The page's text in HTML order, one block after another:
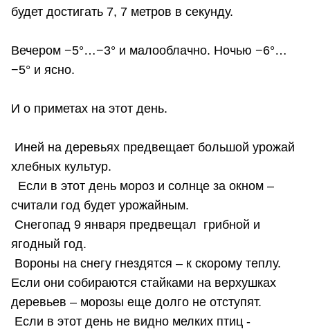
будет достигать 7, 7 метров в секунду.
Вечером −5°…−3° и малооблачно. Ночью −6°…
−5° и ясно.
И о приметах на этот день.
Иней на деревьях предвещает большой урожай
хлебных культур.
Если в этот день мороз и солнце за окном –
считали год будет урожайным.
Снегопад 9 января предвещал грибной и
ягодный год.
Вороны на снегу гнездятся – к скорому теплу.
Если они собираются стайками на верхушках
деревьев – морозы еще долго не отступят.
Если в этот день не видно мелких птиц -